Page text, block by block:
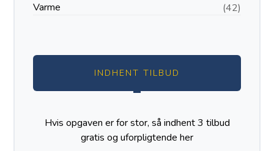
Varme
(42)
INDHENT TILBUD
Hvis opgaven er for stor, så indhent 3 tilbud
gratis og uforpligtende her